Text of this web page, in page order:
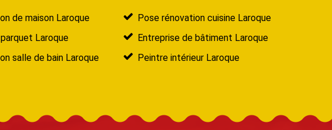
de maison Laroque
Laroque
salle de bain Laroque
Pose rénovation cuisine Laroque
Entreprise de bâtiment Laroque
Peintre intérieur Laroque